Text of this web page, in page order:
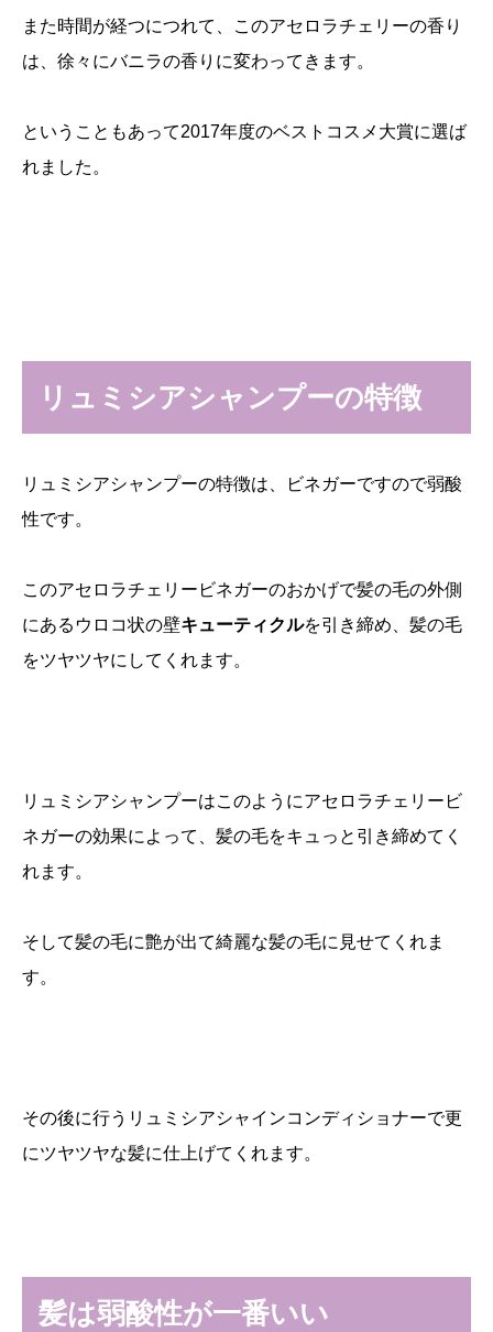
また時間が経つにつれて、このアセロラチェリーの香り
は、徐々にバニラの香りに変わってきます。
ということもあって2017年度のベストコスメ大賞に選ば
れました。
リュミシアシャンプーの特徴
リュミシアシャンプーの特徴は、ビネガーですので弱酸
性です。
このアセロラチェリービネガーのおかげで髪の毛の外側
にあるウロコ状の壁キューティクルを引き締め、髪の毛
をツヤツヤにしてくれます。
リュミシアシャンプーはこのようにアセロラチェリービ
ネガーの効果によって、髪の毛をキュっと引き締めてく
れます。
そして髪の毛に艶が出て綺麗な髪の毛に見せてくれま
す。
その後に行うリュミシアシャインコンディショナーで更
にツヤツヤな髪に仕上げてくれます。
髪は弱酸性が一番いい